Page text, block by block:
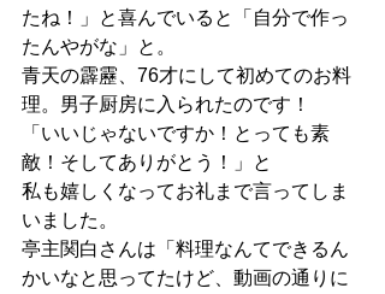
たね！」と喜んでいると「自分で作っ
たんやがな」と。
青天の霹靂、76才にして初めてのお料
理。男子厨房に入られたのです！
「いいじゃないですか！とっても素
敵！そしてありがとう！」と
私も嬉しくなってお礼まで言ってしま
いました。
亭主関白さんは「料理なんてできるん
かいなと思ってたけど、動画の通りに